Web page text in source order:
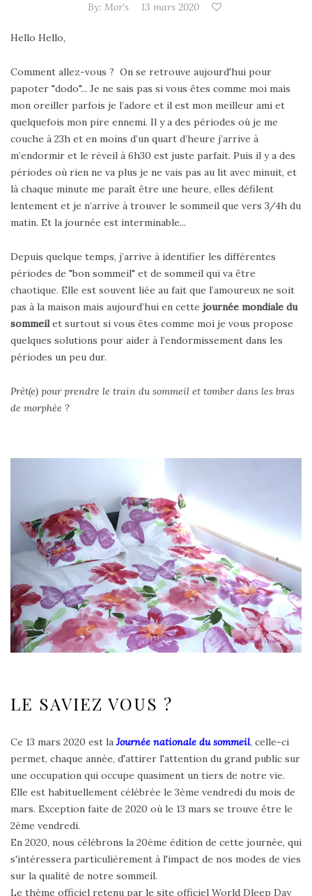
By: Mor's 13 mars 2020
Hello Hello,
Comment allez-vous ? On se retrouve aujourd'hui pour
papoter "dodo"... Je ne sais pas si vous êtes comme moi mais
mon oreiller parfois je l’adore et il est mon meilleur ami et
quelquefois mon pire ennemi. Il y a des périodes où je me
couche à 23h et en moins d’un quart d’heure j’arrive à
m’endormir et le réveil à 6h30 est juste parfait. Puis il y a des
périodes où rien ne va plus je ne vais pas au lit avec minuit, et
là chaque minute me paraît être une heure, elles défilent
lentement et je n’arrive à trouver le sommeil que vers 3/4h du
matin. Et la journée est interminable...
Depuis quelque temps, j’arrive à identifier les différentes
périodes de "bon sommeil" et de sommeil qui va être
chaotique. Elle est souvent liée au fait que l’amoureux ne soit
pas à la maison mais aujourd’hui en cette journée mondiale du
sommeilet surtout si vous êtes comme moi je vous propose
quelques solutions pour aider à l’endormissement dans les
périodes un peu dur.
Prêt(e) pour prendre le train du sommeil et tomber dans les bras
de morphée ?
LE SAVIEZ VOUS ?
Ce 13 mars 2020 est laJournée nationale du sommeil, celle-ci
permet, chaque année, d'attirer l'attention du grand public sur
une occupation qui occupe quasiment un tiers de notre vie.
Elle est habituellement célébrée le 3ème vendredi du mois de
mars. Exception faite de 2020 où le 13 mars se trouve être le
2ème vendredi.
En 2020, nous célébrons la 20ème édition de cette journée, qui
s'intéressera particulièrement à l'impact de nos modes de vies
sur la qualité de notre sommeil.
Le thème officiel retenu par le site officiel World Dleep Day